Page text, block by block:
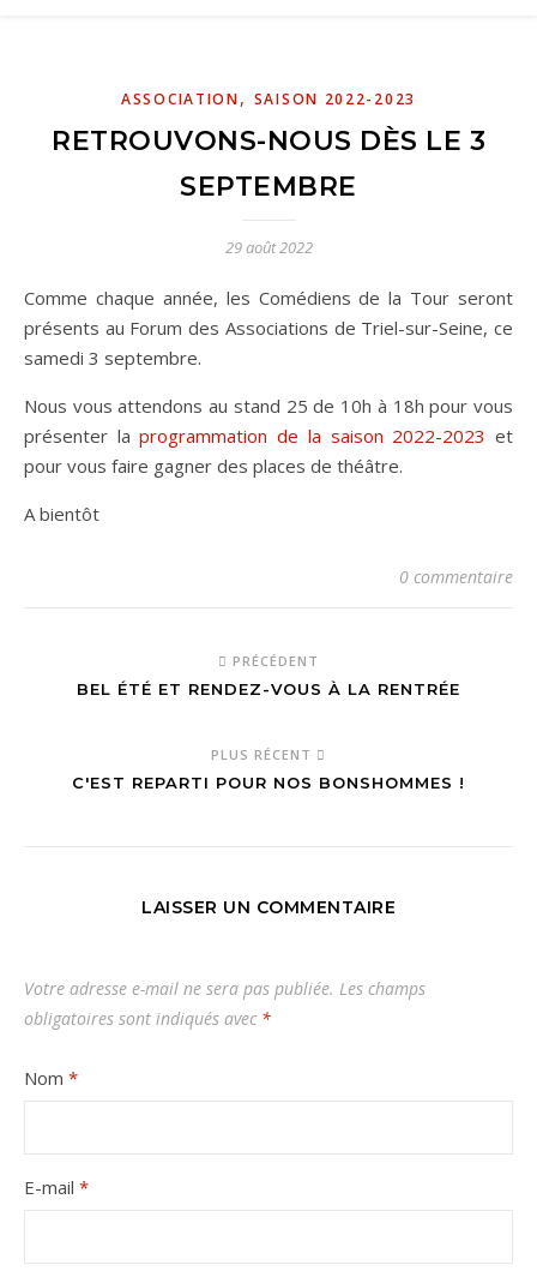
ASSOCIATION, SAISON 2022-2023
RETROUVONS-NOUS DÈS LE 3
SEPTEMBRE
29 août 2022
Comme chaque année, les Comédiens de la Tour seront
présents au Forum des Associations de Triel-sur-Seine, ce
samedi 3 septembre.
Nous vous attendons au stand 25 de 10h à 18h pour vous
présenter laprogrammation de la saison 2022-2023 et
pour vous faire gagner des places de théâtre.
A bientôt
0 commentaire
PRÉCÉDENT
BEL ÉTÉ ET RENDEZ-VOUS À LA RENTRÉE
PLUS RÉCENT
C'EST REPARTI POUR NOS BONSHOMMES !
LAISSER UN COMMENTAIRE
Votre adresse e-mail ne sera pas publiée. Les champs
obligatoires sont indiqués avec *
Nom *
E-mail *